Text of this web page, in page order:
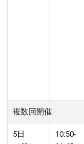
複数回開催
5日
10:50-